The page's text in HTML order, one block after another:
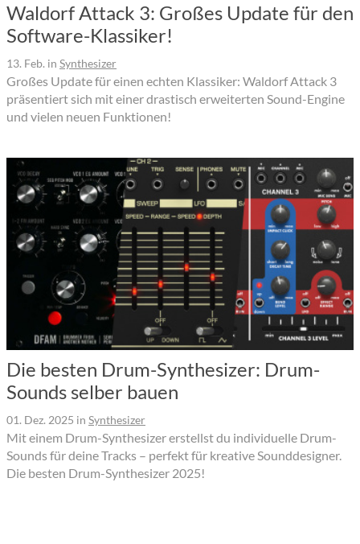
Waldorf Attack 3: Großes Update für den
Software-Klassiker!
13. Feb. in Synthesizer
Großes Update für einen echten Klassiker: Waldorf Attack 3
präsentiert sich mit einer drastisch erweiterten Sound-Engine
und vielen neuen Funktionen!
Die besten Drum-Synthesizer: Drum-
Sounds selber bauen
01. Dez. 2025 in Synthesizer
Mit einem Drum-Synthesizer erstellst du individuelle Drum-
Sounds für deine Tracks – perfekt für kreative Sounddesigner.
Die besten Drum-Synthesizer 2025!